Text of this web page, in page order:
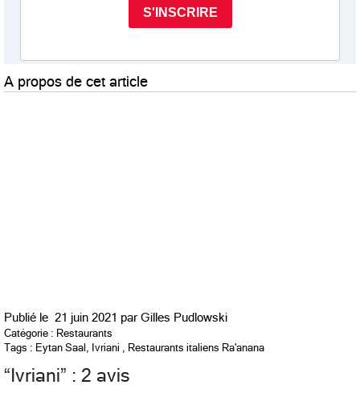
A propos de cet article
Publié le 21 juin 2021 par Gilles Pudlowski
Catégorie : Restaurants
Tags : Eytan Saal Ivriani Restaurants italiens Ra'anana
“ Ivriani” : 2 avis